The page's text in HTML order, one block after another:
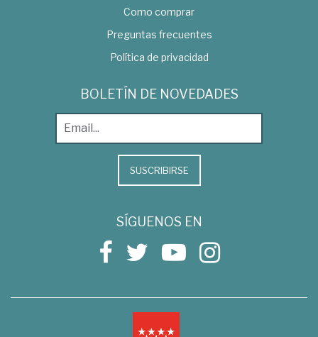
Como comprar
Preguntas frecuentes
Política de privacidad
BOLETÍN DE NOVEDADES
SUSCRIBIRSE
SÍGUENOS EN